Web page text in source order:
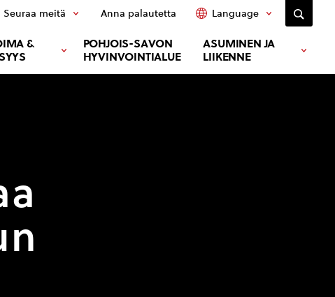
&
POHJOIS-SAVON
HYVINVOINTIALUE
ASUMINEN JA
LIIKENNE
Seuraa meitä Anna palautetta Language